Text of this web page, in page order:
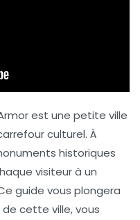
est une petite ville
culturel. À
historiques
visiteur à un
guide vous plongera
cette ville, vous